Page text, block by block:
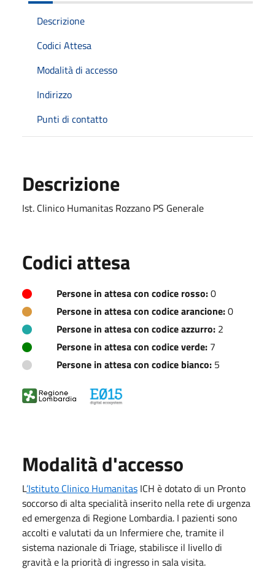
Descrizione
Codici Attesa
Modalità di accesso
Indirizzo
Punti di contatto
Descrizione
Ist. Clinico Humanitas Rozzano PS Generale
Codici attesa
Persone in attesa con codice rosso:0
Persone in attesa con codice arancione:0
Persone in attesa con codice azzurro: 2
Persone in attesa con codice verde: 7
Persone in attesa con codice bianco: 5
Modalità d'accesso
L’Istituto Clinico Humanitas ICH è dotato di un Pronto
soccorso di alta specialità inserito nella rete di urgenza
ed emergenza di Regione Lombardia. I pazienti sono
accolti e valutati da un Infermiere che, tramite il
sistema nazionale di Triage, stabilisce il livello di
gravità e la priorità di ingresso in sala visita.